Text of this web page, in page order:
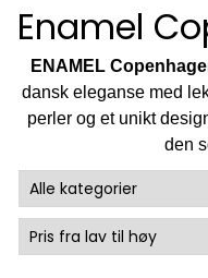
Enamel
ENAMEL
dansk eleganse med
perler og et unikt
den